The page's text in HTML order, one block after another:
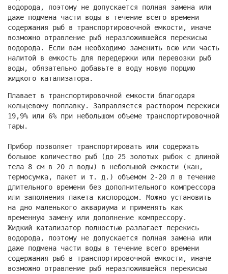
водорода, поэтому не допускается полная замена или
даже подмена части воды в течение всего времени
содержания рыб в транспортировочной емкости, иначе
возможно отравление рыб неразложившейся перекисью
водорода. Если вам необходимо заменить всю или часть
налитой в емкость для передержки или перевозки рыб
воды, обязательно добавьте в воду новую порцию
жидкого катализатора.
Плавает в транспортировочной емкости благодаря
кольцевому поплавку. Заправляется раствором перекиси
19,9% или 6% при небольшом объеме транспортировочной
тары.
Прибор позволяет транспортировать или содержать
большое количество рыб (до 25 золотых рыбок с длиной
тела 8 см в 20 л воды) в небольшой емкости (кан,
термосумка, пакет и т. д.) объемом 2-20 л в течение
длительного времени без дополнительного компрессора
или заполнения пакета кислородом. Можно установить
на дно маленького аквариума и применять как
временную замену или дополнение компрессору.
Жидкий катализатор полностью разлагает перекись
водорода, поэтому не допускается полная замена или
даже подмена части воды в течение всего времени
содержания рыб в транспортировочной емкости, иначе
возможно отравление рыб неразложившейся перекисью